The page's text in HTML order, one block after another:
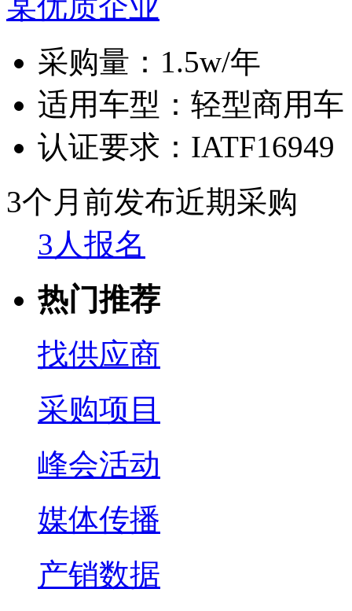
采购量： 1.5w/年
适用车型： 轻型商用
认证要求： IATF16949
3个月前发布近期采购
3人报名
热门推荐
找供应商
采购项目
峰会活动
媒体传播
产销数据